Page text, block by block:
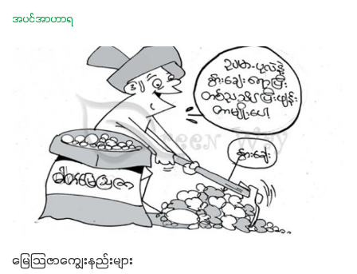
အပင်အာဟာရ
မြေသြဇာကျွေးနည်းများ